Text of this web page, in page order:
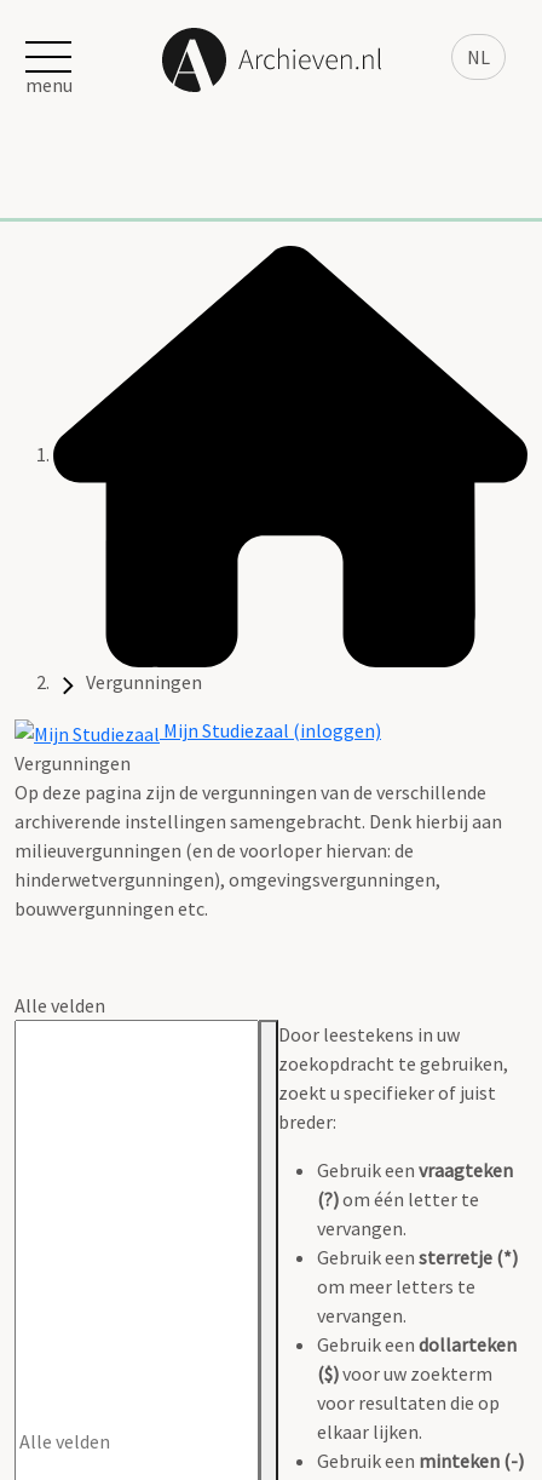
NL
menu
Vergunningen
Mijn Studiezaal (inloggen)
Vergunningen
Op deze pagina zijn de vergunningen van de verschillende
archiverende instellingen samengebracht. Denk hierbij aan
milieuvergunningen (en de voorloper hiervan: de
hinderwetvergunningen), omgevingsvergunningen,
bouwvergunningen etc.
Alle velden
Door leestekens in uw
zoekopdracht te gebruiken,
zoekt u specifieker of juist
breder:
Gebruik een vraagteken
(?)om één letter te
vervangen.
Gebruik een sterretje (*)
om meer letters te
vervangen.
Gebruik een dollarteken
($)voor uw zoekterm
voor resultaten die op
elkaar lijken.
Gebruik een minteken (-)